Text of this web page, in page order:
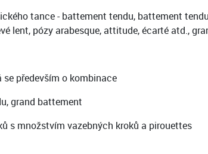
tance - battement tendu, battement
lent, pózy arabesque, attitude, écarté atd.,
především o kombinace
grand battement
s množstvím vazebných kroků a pirouettes